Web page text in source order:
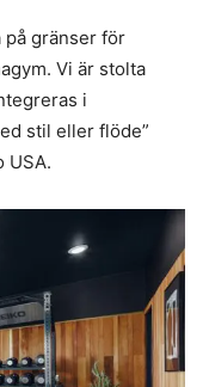
på gränser för
Vi är stolta
i
stil eller flöde”
USA.